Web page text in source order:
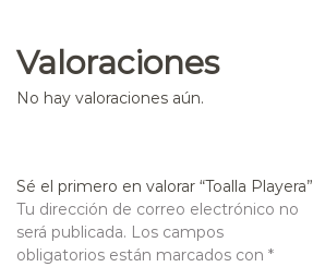
Valoraciones
No hay valoraciones aún.
Sé el primero en valorar “Toalla Playera”
Tu dirección de correo electrónico no
será publicada. Los campos
obligatorios están marcados con *